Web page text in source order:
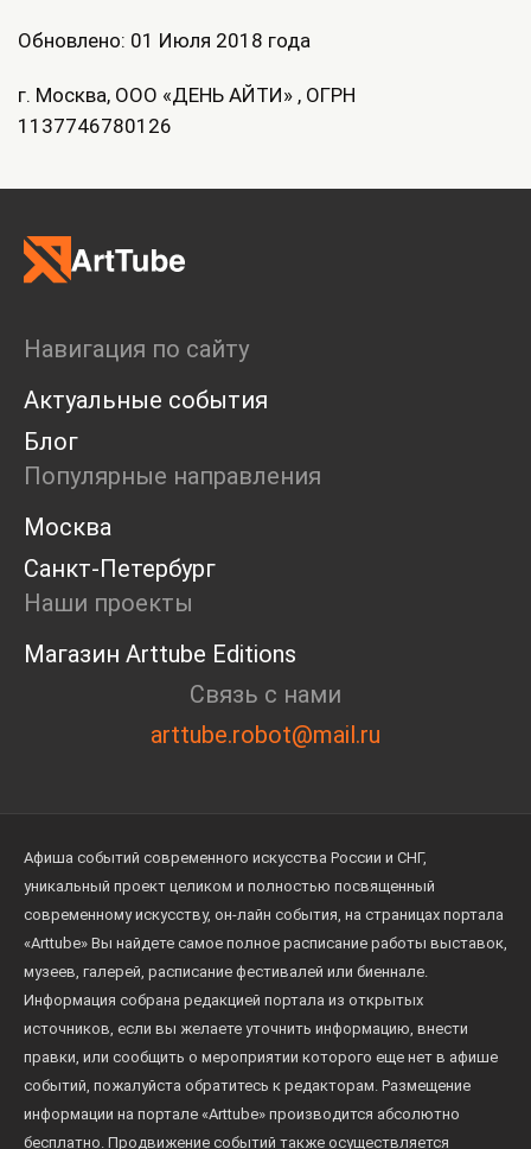
Обновлено: 01 Июля 2018 года
г. Москва, ООО «ДЕНЬ АЙТИ» , ОГРН
1137746780126
Навигация по сайту
Актуальные события
Блог
Популярные направления
Москва
Санкт-Петербург
Наши проекты
Магазин Arttube Editions
Связь с нами
arttube.robot@mail.ru
Афиша событий современного искусства России и СНГ,
уникальный проект целиком и полностью посвященный
современному искусству, он-лайн события, на страницах портала
«Arttube» Вы найдете самое полное расписание работы выставок,
музеев, галерей, расписание фестивалей или биеннале.
Информация собрана редакцией портала из открытых
источников, если вы желаете уточнить информацию, внести
правки, или сообщить о мероприятии которого еще нет в афише
событий, пожалуйста обратитесь к редакторам. Размещение
информации на портале «Arttube» производится абсолютно
бесплатно. Продвижение событий также осуществляется